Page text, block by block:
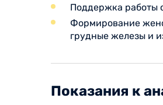
Поддержка работы
Формирование
грудные железы и
Показания к